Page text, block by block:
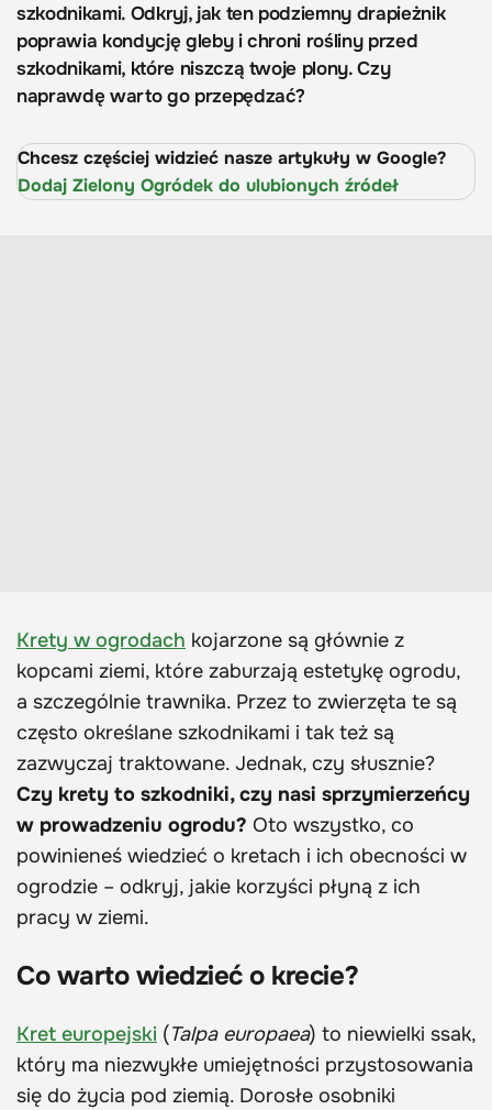
szkodnikami. Odkryj, jak ten podziemny drapieżnik
poprawia kondycję gleby i chroni rośliny przed
szkodnikami, które niszczą twoje plony. Czy
naprawdę warto go przepędzać?
Chcesz częściej widzieć nasze artykuły w Google?
Dodaj Zielony Ogródek do ulubionych źródeł
Krety w ogrodach kojarzone są głównie z
kopcami ziemi, które zaburzają estetykę ogrodu,
a szczególnie trawnika. Przez to zwierzęta te są
często określane szkodnikami i tak też są
zazwyczaj traktowane. Jednak, czy słusznie?
Czy krety to szkodniki, czy nasi sprzymierzeńcy
w prowadzeniu ogrodu? Oto wszystko, co
powinieneś wiedzieć o kretach i ich obecności w
ogrodzie – odkryj, jakie korzyści płyną z ich
pracy w ziemi.
Co warto wiedzieć o krecie?
Kret europejski (Talpa europaea) to niewielki ssak,
który ma niezwykłe umiejętności przystosowania
się do życia pod ziemią. Dorosłe osobniki